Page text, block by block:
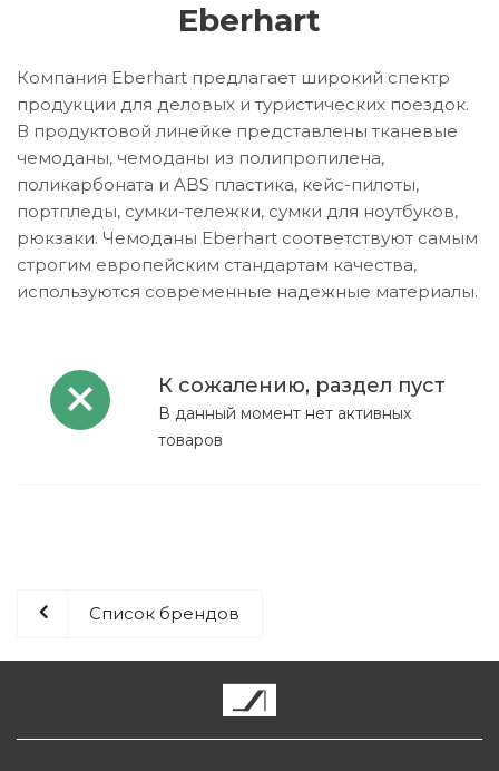
Eberhart
Компания Eberhart предлагает широкий спектр
продукции для деловых и туристических поездок.
В продуктовой линейке представлены тканевые
чемоданы, чемоданы из полипропилена,
поликарбоната и ABS пластика, кейс-пилоты,
портпледы, сумки-тележки, сумки для ноутбуков,
рюкзаки. Чемоданы Eberhart соответствуют самым
строгим европейским стандартам качества,
используются современные надежные материалы.
К сожалению, раздел пуст
В данный момент нет активных
товаров
Список брендов